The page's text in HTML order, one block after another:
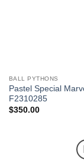
BALL PYTHONS
Pastel Special
F2310285
$350.00